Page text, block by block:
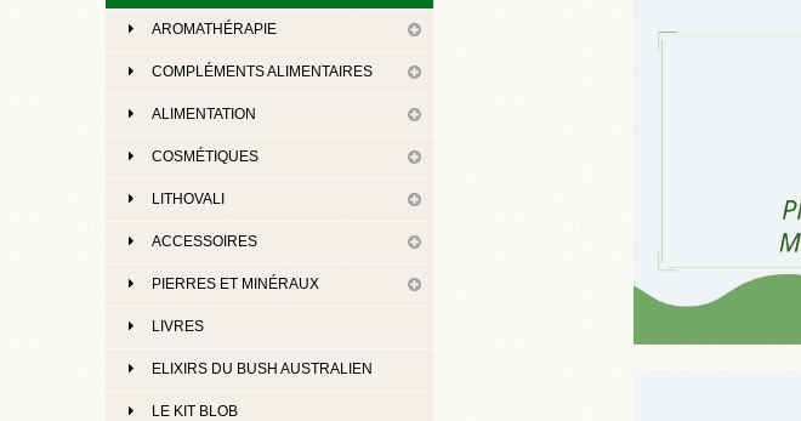
AROMATHÉRAPIE
COMPLÉMENTS ALIMENTAIRES
ALIMENTATION
COSMÉTIQUES
LITHOVALI
ACCESSOIRES
PIERRES ET MINÉRAUX
LIVRES
ELIXIRS DU BUSH AUSTRALIEN
LE KIT BLOB